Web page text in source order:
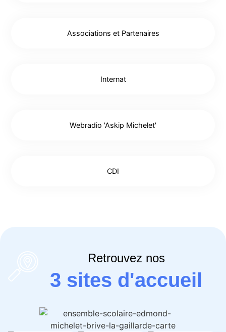
Associations et Partenaires
Internat
Webradio 'Askip Michelet'
CDI
Retrouvez nos
3 sites d'accueil